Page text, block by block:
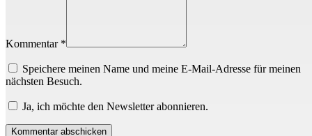
Kommentar *
Speichere meinen Name und meine E-Mail-Adresse für meinen
nächsten Besuch.
Ja, ich möchte den Newsletter abonnieren.